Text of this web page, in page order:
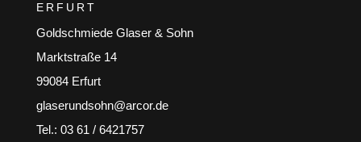
ERFURT
Goldschmiede Glaser & Sohn
Marktstraße 14
99084 Erfurt
glaserundsohn@arcor.de
Tel.: 03 61 / 6421757